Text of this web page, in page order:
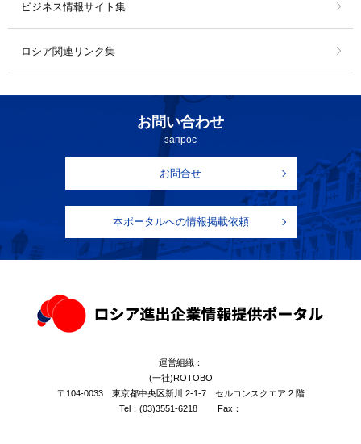
ビジネス情報サイト集
ロシア関連リンク集
お問い合わせ
запрос
お問合せ
本ポータルへの情報掲載依頼
運営組織：
(一社)ROTOBO
〒104-0033 東京都中央区新川 2-1-7 セルコンスクエア 2 階
Tel： (03)3551-6218 Fax：